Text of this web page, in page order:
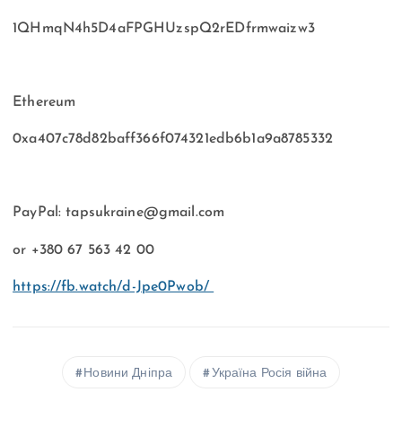
1QHmqN4h5D4aFPGHUzspQ2rEDfrmwaizw3
Ethereum
0xa407c78d82baff366f074321edb6b1a9a8785332
PayPal:tapsukraine@gmail.com
or +380 67 563 42 00
https://fb.watch/d-Jpe0Pwob/
Новини Дніпра Україна Росія війна